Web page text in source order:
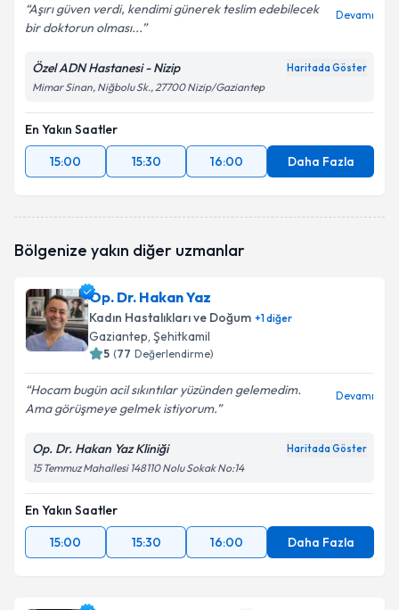
Aşırı güven verdi, kendimi günerek teslim edebilecek
bir doktorun olması...
Devamı
Özel ADN Hastanesi - Nizip Haritada Göster
Mimar Sinan, Niğbolu Sk., 27700 Nizip/Gaziantep
En Yakın Saatler
15:00
15:30 16:00 Daha Fazla
Bölgenize yakın diğer uzmanlar
Op. Dr. Hakan Yaz
Kadın Hastalıkları ve Doğum +1diğer
Gaziantep, Şehitkamil
5 (77 Değerlendirme)
Hocam bugün acil sıkıntılar yüzünden gelemedim.
Ama görüşmeye gelmek istiyorum.
Devamı
Op. Dr. Hakan Yaz Kliniği Haritada Göster
15 Temmuz Mahallesi 148110 Nolu Sokak No:14
En Yakın Saatler
15:00
15:30 16:00 Daha Fazla